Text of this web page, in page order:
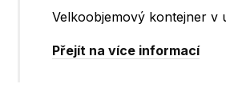
Velkoobjemový kontejner v
Přejít na více informací